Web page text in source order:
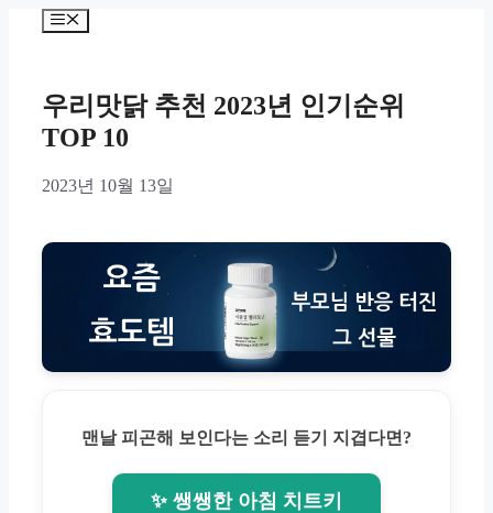
Menu
우리맛닭 추천 2023년 인기순위
TOP 10
2023년 10월 13일
맨날 피곤해 보인다는 소리 듣기 지겹다면?
✨ 쌩쌩한 아침 치트키